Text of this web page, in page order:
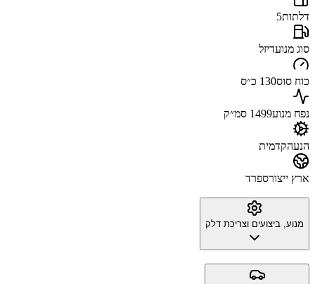
דלתות5
סוג מנועדיזל
כוח סוס130 כ״ס
נפח מנוע1499 סמ״ק
הנעהקדמית
ארץ ייצורספרד
מנוע, ביצועים וצריכת דלק